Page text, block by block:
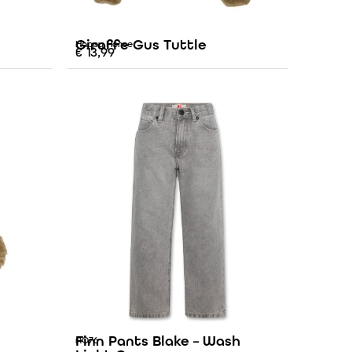
Happy Horse
Giraffe Gus Tuttle
€13,99
AO76
Finn Pants Blake – Wash